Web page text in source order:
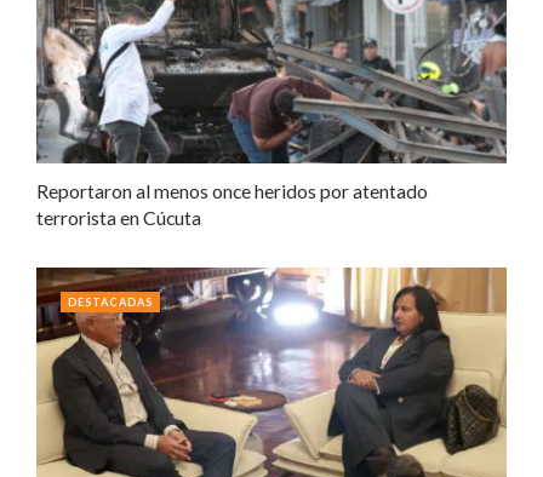
Reportaron al menos once heridos por atentado
terrorista en Cúcuta
DESTACADAS